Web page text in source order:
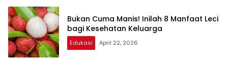
Bukan Cuma Manis! Inilah 8 Manfaat Leci
bagi Kesehatan Keluarga
Edukasi April 22, 2026